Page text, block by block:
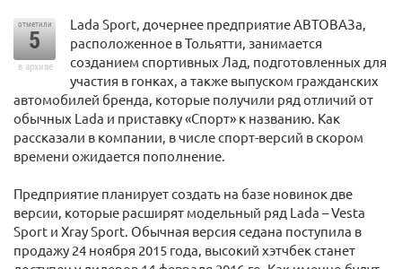
отметили
5
в архиве
Lada Sport, дочернее предприятие АВТОВАЗа,
расположенное в Тольятти, занимается
созданием спортивных Лад, подготовленных для
участия в гонках, а также выпуском гражданских
автомобилей бренда, которые получили ряд отличий от
обычных Lada и приставку «Спорт» к названию. Как
рассказали в компании, в числе спорт-версий в скором
времени ожидается пополнение.
Предприятие планирует создать на базе новинок две
версии, которые расширят модельный ряд Lada – Vesta
Sport и Xray Sport. Обычная версия седана поступила в
продажу 24 ноября 2015 года, высокий хэтчбек станет